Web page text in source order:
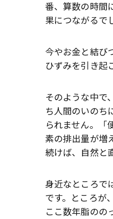
番、算数の時間
果につながるで
今やお金と結び
ひずみを引き起
そのような中で
ち人間のいのち
られません。「
素の排出量が増
続けば、自然と
身近なところで
です。ところが
ここ数年脂のの